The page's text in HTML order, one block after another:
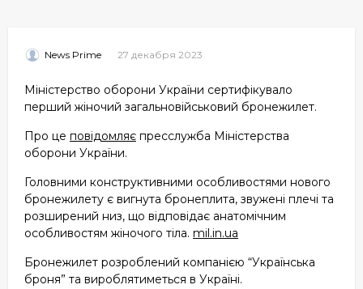
News Prime 27 декабря 2023
Міністерство оборони України сертифікувало
перший жіночий загальновійськовий бронежилет.
Про це повідомляє пресслужба Міністерства
оборони України.
Головними конструктивними особливостями нового
бронежилету є вигнута бронеплита, звужені плечі та
розширений низ, що відповідає анатомічним
особливостям жіночого тіла. mil.in.ua
Бронежилет розроблений компанією “Українська
броня” та вироблятиметься в Україні.